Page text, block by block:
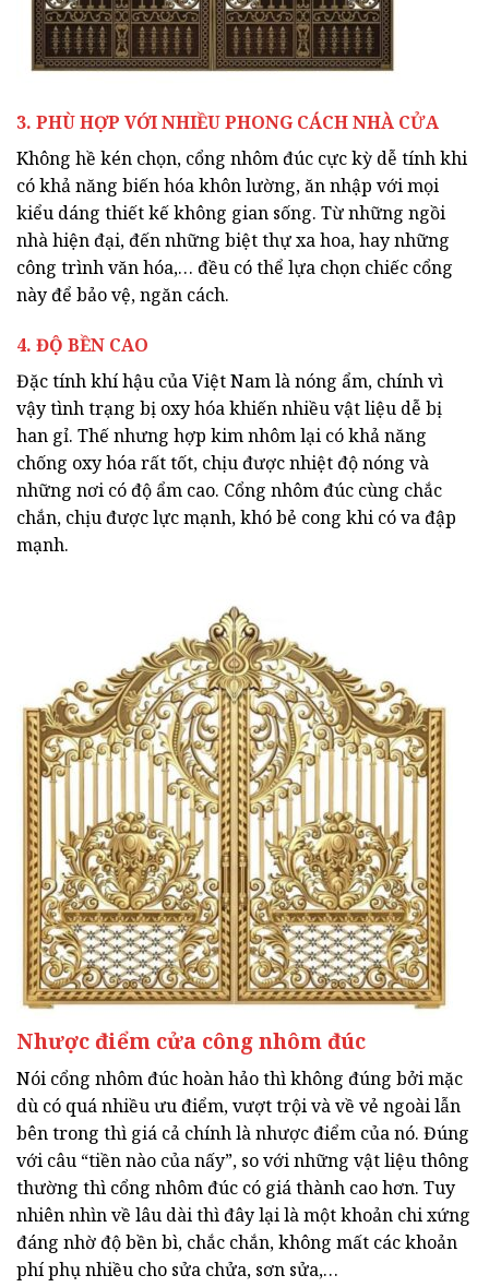
3. PHÙ HỢP VỚI NHIỀU PHONG CÁCH NHÀ CỬA
Không hề kén chọn, cổng nhôm đúc cực kỳ dễ tính khi
có khả năng biến hóa khôn lường, ăn nhập với mọi
kiểu dáng thiết kế không gian sống. Từ những ngồi
nhà hiện đại, đến những biệt thự xa hoa, hay những
công trình văn hóa,… đều có thể lựa chọn chiếc cổng
này để bảo vệ, ngăn cách.
4. ĐỘ BỀN CAO
Đặc tính khí hậu của Việt Nam là nóng ẩm, chính vì
vậy tình trạng bị oxy hóa khiến nhiều vật liệu dễ bị
han gỉ. Thế nhưng hợp kim nhôm lại có khả năng
chống oxy hóa rất tốt, chịu được nhiệt độ nóng và
những nơi có độ ẩm cao. Cổng nhôm đúc cùng chắc
chắn, chịu được lực mạnh, khó bẻ cong khi có va đập
mạnh.
Nhược điểm cửa công nhôm đúc
Nói cổng nhôm đúc hoàn hảo thì không đúng bởi mặc
dù có quá nhiều ưu điểm, vượt trội và về vẻ ngoài lẫn
bên trong thì giá cả chính là nhược điểm của nó. Đúng
với câu “tiền nào của nấy”, so với những vật liệu thông
thường thì cổng nhôm đúc có giá thành cao hơn. Tuy
nhiên nhìn về lâu dài thì đây lại là một khoản chi xứng
đáng nhờ độ bền bì, chắc chắn, không mất các khoản
phí phụ nhiều cho sửa chửa, sơn sửa,…